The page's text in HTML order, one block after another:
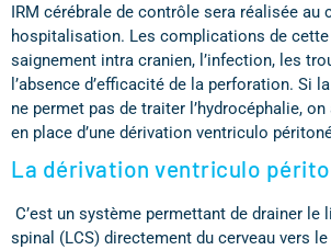
IRM cérébrale de contrôle sera réalisée au
hospitalisation. Les complications de
saignement intra cranien, l’infection, les
l’absence d’efficacité de la perforation. Si
ne permet pas de traiter l’hydrocéphalie,
en place d’une dérivation ventriculo
La dérivation ventriculo
C’est un système permettant de drainer le
spinal (LCS) directement du cerveau vers